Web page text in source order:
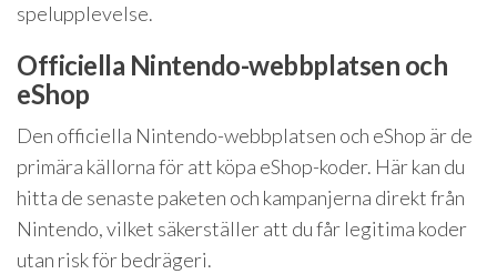
spelupplevelse.
Officiella Nintendo-webbplatsen och
eShop
Den officiella Nintendo-webbplatsen och eShop är de
primära källorna för att köpa eShop-koder. Här kan du
hitta de senaste paketen och kampanjerna direkt från
Nintendo, vilket säkerställer att du får legitima koder
utan risk för bedrägeri.